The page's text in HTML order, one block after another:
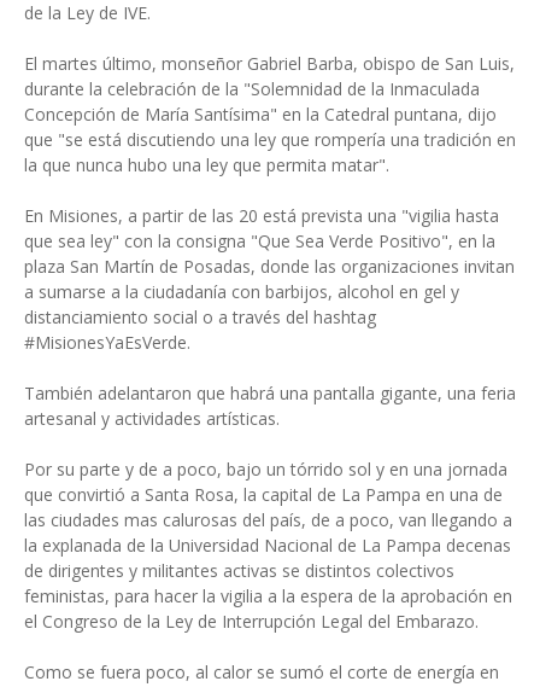
de la Ley de IVE.
El martes último, monseñor Gabriel Barba, obispo de San Luis,
durante la celebración de la "Solemnidad de la Inmaculada
Concepción de María Santísima" en la Catedral puntana, dijo
que "se está discutiendo una ley que rompería una tradición en
la que nunca hubo una ley que permita matar".
En Misiones, a partir de las 20 está prevista una "vigilia hasta
que sea ley" con la consigna "Que Sea Verde Positivo", en la
plaza San Martín de Posadas, donde las organizaciones invitan
a sumarse a la ciudadanía con barbijos, alcohol en gel y
distanciamiento social o a través del hashtag
#MisionesYaEsVerde.
También adelantaron que habrá una pantalla gigante, una feria
artesanal y actividades artísticas.
Por su parte y de a poco, bajo un tórrido sol y en una jornada
que convirtió a Santa Rosa, la capital de La Pampa en una de
las ciudades mas calurosas del país, de a poco, van llegando a
la explanada de la Universidad Nacional de La Pampa decenas
de dirigentes y militantes activas se distintos colectivos
feministas, para hacer la vigilia a la espera de la aprobación en
el Congreso de la Ley de Interrupción Legal del Embarazo.
Como se fuera poco, al calor se sumó el corte de energía en